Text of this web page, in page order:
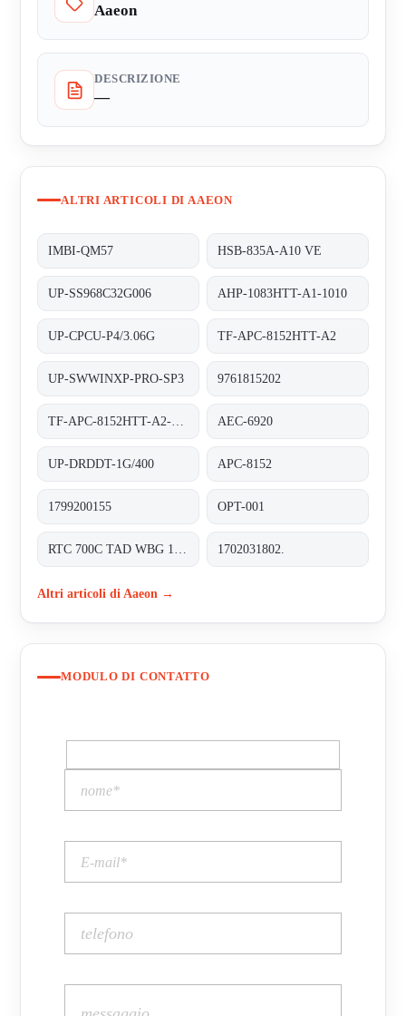
Aaeon
DESCRIZIONE
—
ALTRI ARTICOLI DI AAEON
IMBI-QM57 HSB-835A-A10 VE
UP-SS968C32G006 AHP-1083HTT-A1-1010
UP-CPCU-P4/3.06G TF-APC-8152HTT-A2
UP-SWWINXP-PRO-SP3 9761815202
AEC-6920
UP-DRDDT-1G/400 APC-8152
1799200155 OPT-001
1702031802.
Altri articoli di Aaeon →
MODULO DI CONTATTO